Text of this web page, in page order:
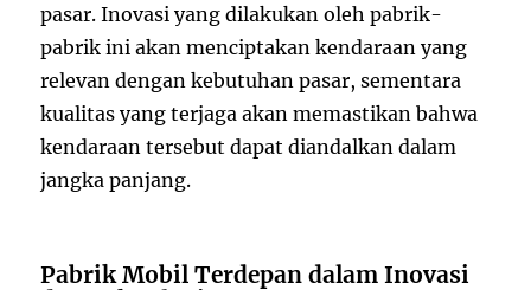
pasar. Inovasi yang dilakukan oleh pabrik-
pabrik ini akan menciptakan kendaraan yang
relevan dengan kebutuhan pasar, sementara
kualitas yang terjaga akan memastikan bahwa
kendaraan tersebut dapat diandalkan dalam
jangka panjang.
Pabrik Mobil Terdepan dalam Inovasi